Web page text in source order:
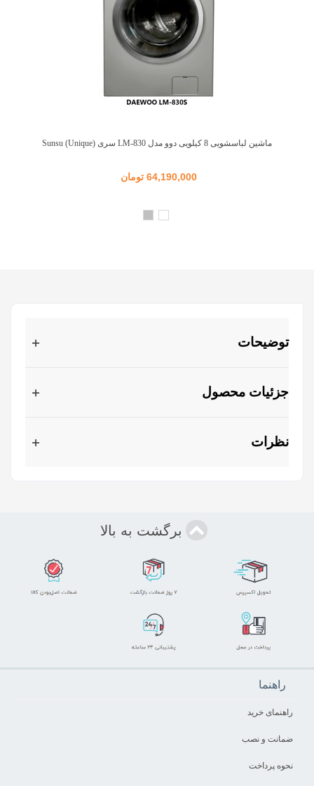
ماشین لباسشویی 8 کیلویی دوو مدل LM-830 سری Sunsu (Unique)
64,190,000 تومان
توضیحات
جزئیات محصول
نظرات
برگشت به بالا
راهنما
راهنمای خرید
ضمانت و نصب
نحوه پرداخت